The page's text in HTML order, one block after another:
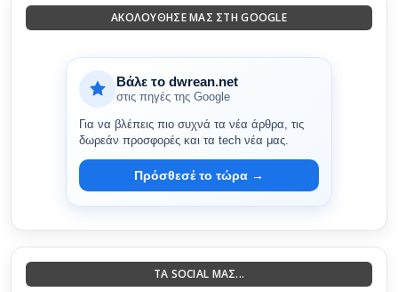
ΑΚΟΛΟΎΘΗΣΈ ΜΑΣ ΣΤΗ GOOGLE
Βάλε το dwrean.net
στις πηγές της Google
Για να βλέπεις πιο συχνά τα νέα άρθρα, τις
δωρεάν προσφορές και τα tech νέα μας.
Πρόσθεσέ το τώρα →
ΤΑ SOCIAL ΜΑΣ...